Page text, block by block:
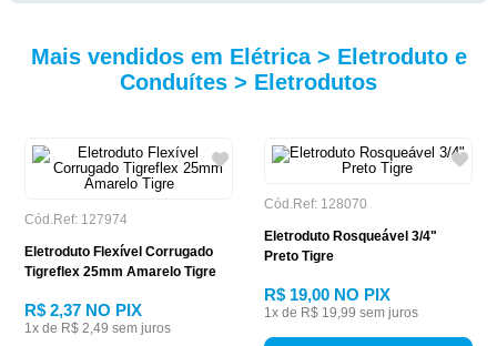
Mais vendidos em Elétrica > Eletroduto e
Conduítes > Eletrodutos
Cód.Ref: 127974
Eletroduto Flexível Corrugado
Tigreflex 25mm Amarelo Tigre
R$ 2,37 NO PIX
1x de R$ 2,49 sem juros
Cód.Ref: 128070
Eletroduto Rosqueável 3/4"
Preto Tigre
R$ 19,00 NO PIX
1x de R$ 19,99 sem juros